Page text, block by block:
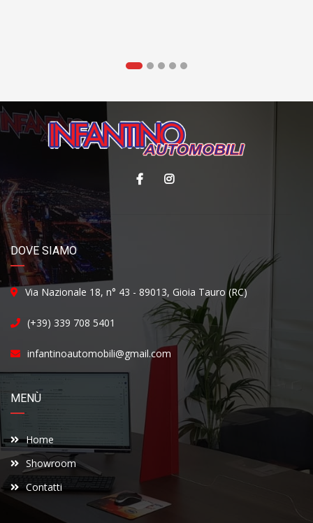
DOVE SIAMO
Via Nazionale 18, n° 43 - 89013, Gioia Tauro (RC)
(+39) 339 708 5401
infantinoautomobili@gmail.com
MENÙ
Home
Showroom
Contatti